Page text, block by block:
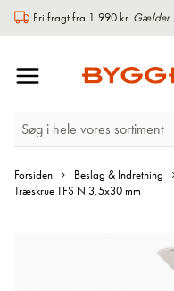
Fri fragt fra 1 990 kr. Gælder
Forsiden Beslag & Indretning
Træskrue TFS N 3,5x30 mm